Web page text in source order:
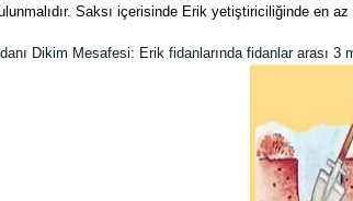
Saksı içerisinde Erik yetiştiriciliğinde en
Dikim Mesafesi: Erik fidanlarında fidanlar arası 3